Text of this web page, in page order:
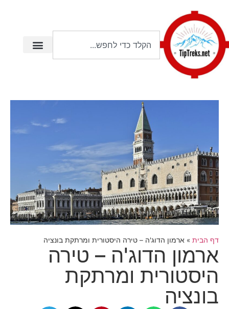
דף הבית » ארמון הדוג'ה – טירה היסטורית ומרתקת בונציה
ארמון הדוג'ה – טירה
היסטורית ומרתקת
בונציה